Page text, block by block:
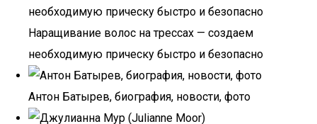
Наращивание волос на трессах — создаем
необходимую прическу быстро и безопасно
Антон Батырев, биография, новости, фото